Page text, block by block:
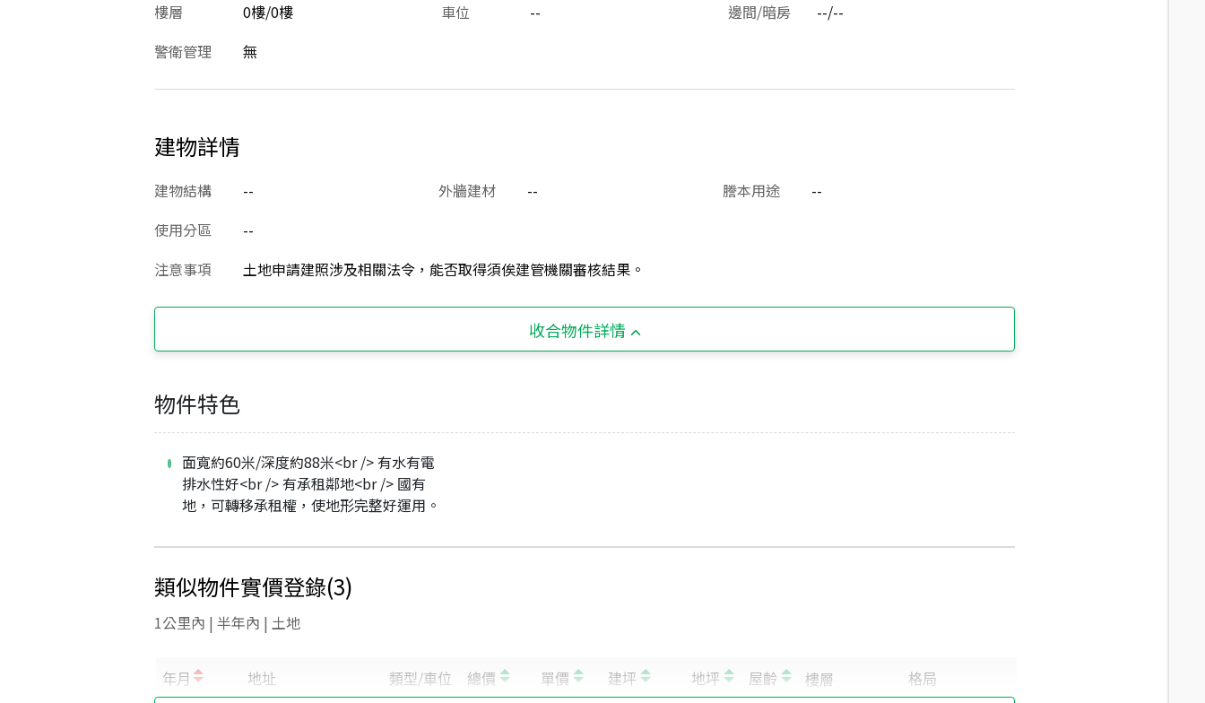
樓層
0樓/0樓 車位 -- 邊間/暗房
--/--
警衛管理
無
建物詳情
建物結構 -- 外牆建材 -- 謄本用途
--
使用分區
--
注意事項
土地申請建照涉及相關法令，能否取得須俟建管機關審核結果。
收合物件詳情
物件特色
面寬約60米/深度約88米<br /> 有水有電
排水性好<br /> 有承租鄰地<br /> 國有
地，可轉移承租權，使地形完整好運用。
類似物件實價登錄(3)
1公里內 | 半年內 | 土地